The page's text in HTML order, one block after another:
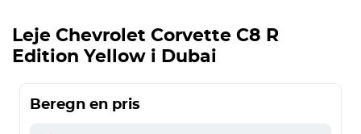
Leje Chevrolet Corvette C8 R
Edition Yellow i Dubai
Beregn en pris